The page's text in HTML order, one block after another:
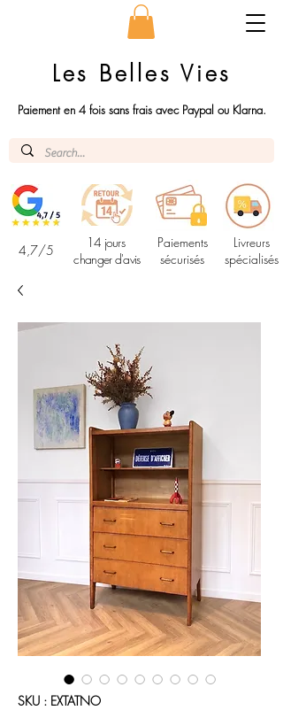
Les Belles Vies
Paiement en 4 fois sans frais avec Paypal ou Klarna.
4,7/5
14 jours
changer d'avis
Paiements
sécurisés
Livreurs
spécialisés
SKU : EXTATNO